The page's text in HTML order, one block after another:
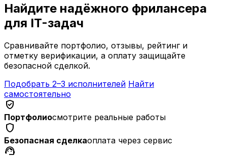
Найдите надёжного фрилансера
для IT-задач
Сравнивайте портфолио, отзывы, рейтинг и
отметку верификации, а оплату защищайте
безопасной сделкой.
Подобрать 2–3 исполнителей Найти
самостоятельно
verified_user
Портфолиосмотрите реальные работы
shield
Безопасная сделкаоплата через сервис
support_agent